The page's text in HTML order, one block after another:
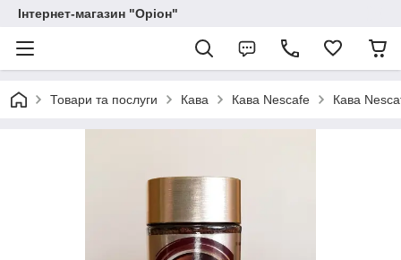
Інтернет-магазин "Оріон"
Товари та послуги Кава Кава Nescafe Кава